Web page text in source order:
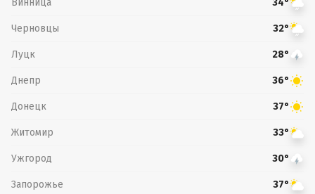
34°
Черновцы 32°
Луцк 28°
Днепр 36°
Донецк 37°
Житомир 33°
Ужгород 30°
Запорожье 37°